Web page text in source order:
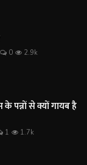
0 2.9k
पन्नों से क्यों गायब है
1 1.7k